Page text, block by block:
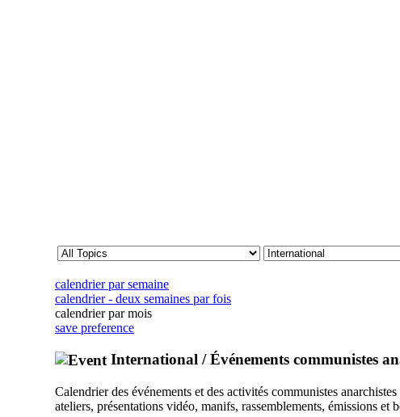
calendrier par semaine
calendrier - deux semaines par fois
calendrier par mois
save preference
International / Événements communistes
Calendrier des événements et des activités communistes
ateliers, présentations vidéo, manifs, rassemblements, émissions et